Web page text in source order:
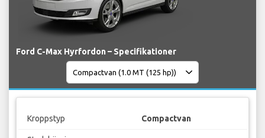
Ford C-Max Hyrfordon – Specifikationer
Kroppstyp Compactvan